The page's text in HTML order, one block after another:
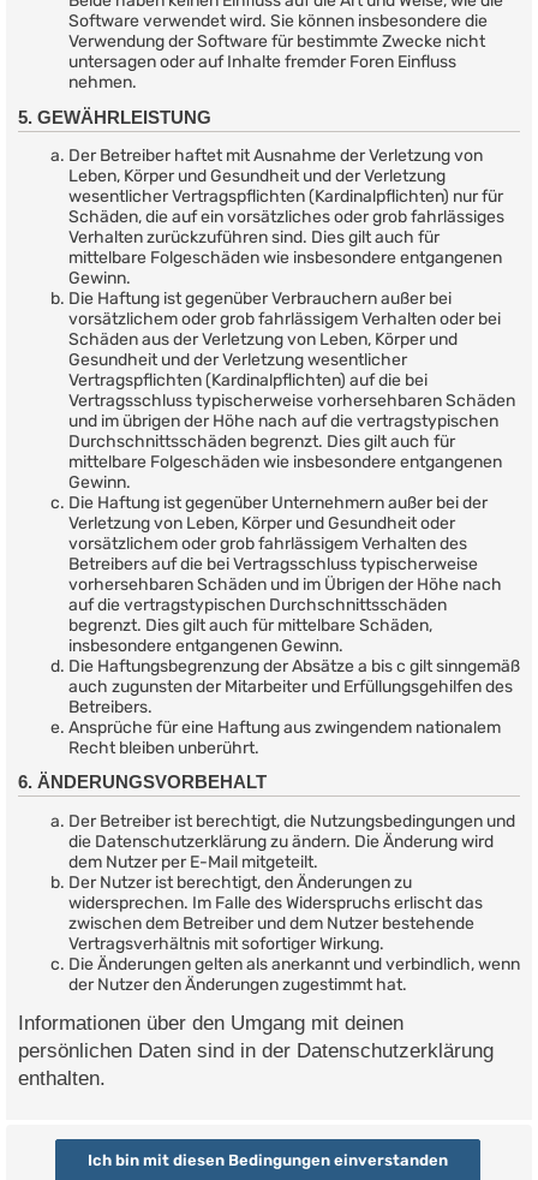
Software verwendet wird. Sie können insbesondere die
Verwendung der Software für bestimmte Zwecke nicht
untersagen oder auf Inhalte fremder Foren Einfluss
nehmen.
5. GEWÄHRLEISTUNG
Der Betreiber haftet mit Ausnahme der Verletzung von
Leben, Körper und Gesundheit und der Verletzung
wesentlicher Vertragspflichten (Kardinalpflichten) nur für
Schäden, die auf ein vorsätzliches oder grob fahrlässiges
Verhalten zurückzuführen sind. Dies gilt auch für
mittelbare Folgeschäden wie insbesondere entgangenen
Gewinn.
Die Haftung ist gegenüber Verbrauchern außer bei
vorsätzlichem oder grob fahrlässigem Verhalten oder bei
Schäden aus der Verletzung von Leben, Körper und
Gesundheit und der Verletzung wesentlicher
Vertragspflichten (Kardinalpflichten) auf die bei
Vertragsschluss typischerweise vorhersehbaren Schäden
und im übrigen der Höhe nach auf die vertragstypischen
Durchschnittsschäden begrenzt. Dies gilt auch für
mittelbare Folgeschäden wie insbesondere entgangenen
Gewinn.
Die Haftung ist gegenüber Unternehmern außer bei der
Verletzung von Leben, Körper und Gesundheit oder
vorsätzlichem oder grob fahrlässigem Verhalten des
Betreibers auf die bei Vertragsschluss typischerweise
vorhersehbaren Schäden und im Übrigen der Höhe nach
auf die vertragstypischen Durchschnittsschäden
begrenzt. Dies gilt auch für mittelbare Schäden,
insbesondere entgangenen Gewinn.
Die Haftungsbegrenzung der Absätze a bis c gilt sinngemäß
auch zugunsten der Mitarbeiter und Erfüllungsgehilfen des
Betreibers.
Ansprüche für eine Haftung aus zwingendem nationalem
Recht bleiben unberührt.
6. ÄNDERUNGSVORBEHALT
Der Betreiber ist berechtigt, die Nutzungsbedingungen und
die Datenschutzerklärung zu ändern. Die Änderung wird
dem Nutzer per E-Mail mitgeteilt.
Der Nutzer ist berechtigt, den Änderungen zu
widersprechen. Im Falle des Widerspruchs erlischt das
zwischen dem Betreiber und dem Nutzer bestehende
Vertragsverhältnis mit sofortiger Wirkung.
Die Änderungen gelten als anerkannt und verbindlich, wenn
der Nutzer den Änderungen zugestimmt hat.
Informationen über den Umgang mit deinen
persönlichen Daten sind in der Datenschutzerklärung
enthalten.